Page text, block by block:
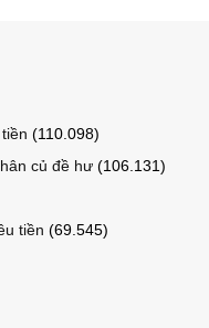
(110.098)
củ đề hư (106.131)
tiền (69.545)